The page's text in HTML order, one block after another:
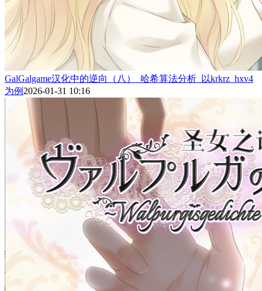
GalGalgame汉化中的逆向（八）_哈希算法分析_以krkrz_hxv4
为例 2026-01-31 10:16